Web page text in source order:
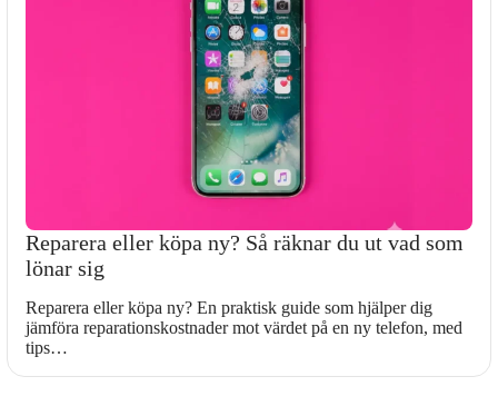
Reparera eller köpa ny? Så räknar du ut vad som
lönar sig
Reparera eller köpa ny? En praktisk guide som hjälper dig
jämföra reparationskostnader mot värdet på en ny telefon, med
tips…